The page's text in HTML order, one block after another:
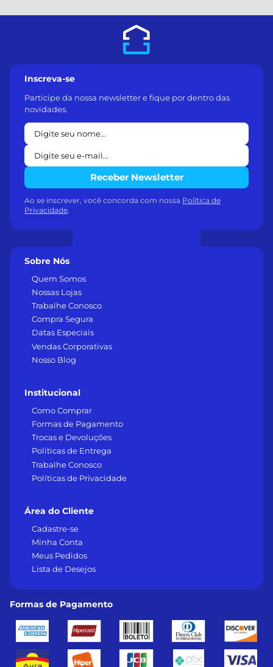
Sobre Nós
Quem Somos
Nossas Lojas
Trabalhe Conosco
Compra Segura
Datas Especiais
Vendas Corporativas
Nosso Blog
Institucional
Como Comprar
Formas de Pagamento
Trocas e Devoluções
Políticas de Entrega
Trabalhe Conosco
Políticas de Privacidade
Área do Cliente
Cadastre-se
Minha Conta
Meus Pedidos
Lista de Desejos
Inscreva-se
Participe da nossa newsletter e fique por dentro das
novidades.
Receber Newsletter
Ao se inscrever, você concorda com nossa Política de
Privacidade
Formas de Pagamento